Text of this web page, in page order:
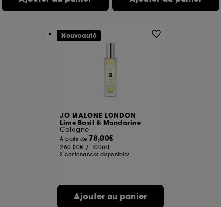
JO MALONE LONDON
Lime Basil & Mandarine
Cologne
À partir de 78,00€
260,00€ / 100ml
2 contenances disponibles
Ajouter au panier
Nouveauté